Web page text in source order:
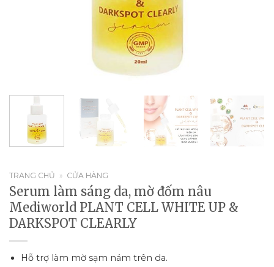
TRANG CHỦ » CỬA HÀNG
Serum làm sáng da, mờ đốm nâu
Mediworld PLANT CELL WHITE UP &
DARKSPOT CLEARLY
Hỗ trợ làm mờ sạm nám trên da.